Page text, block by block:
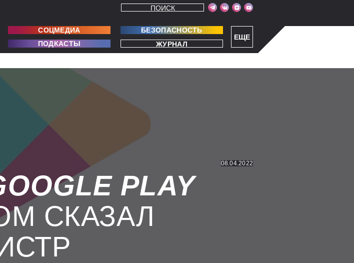
ЕЩЕ
ПОИСК
СОЦМЕДИА
БЕЗОПАСНОСТЬ
ПОДКАСТЫ ЖУРНАЛ
08.04.2022
PLAY
СКАЗАЛ